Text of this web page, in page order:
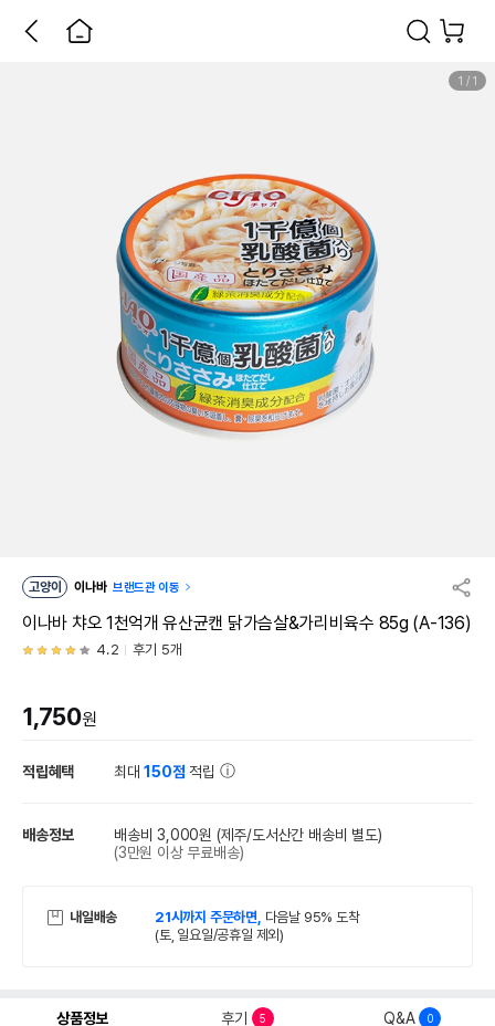
1 / 1
고양이 이나바 브랜드관 이동
이나바 챠오 1천억개 유산균캔 닭가슴살&가리비육수 85g (A-136)
4.2 후기 5개
1,750원
적립혜택 최대150점 적립
배송정보 배송비 3,000원 (제주/도서산간 배송비 별도)
(3만원 이상 무료배송)
내일배송 21시까지 주문하면, 다음날 95% 도착
(토, 일요일/공휴일 제외)
상품정보 후기 5 Q&A 0